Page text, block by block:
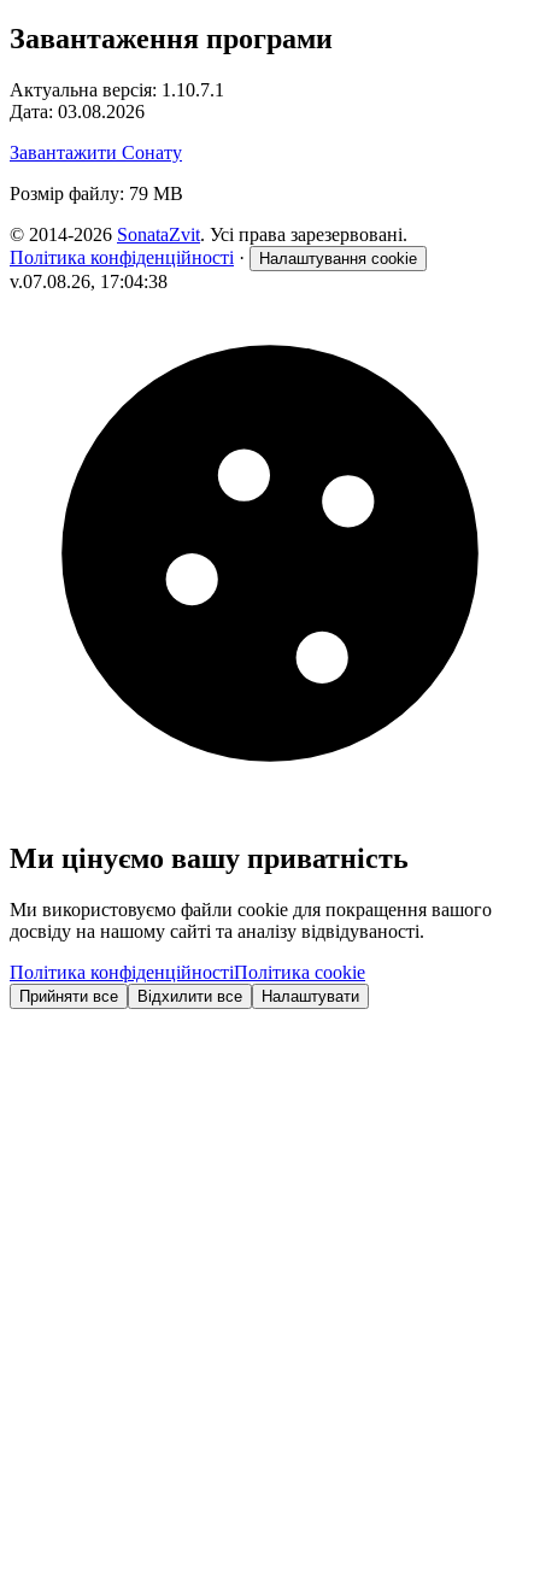
Завантаження програми
Актуальна версія: 1.10.7.1
Дата: 03.08.2026
Завантажити Сонату
Розмір файлу: 79 MB
© 2014-2026 SonataZvit. Усі права зарезервовані.
Політика конфіденційності · Налаштування cookie
v.07.08.26, 17:04:38
Ми цінуємо вашу приватність
Ми використовуємо файли cookie для покращення вашого
досвіду на нашому сайті та аналізу відвідуваності.
Політика конфіденційностіПолітика cookie
Прийняти все Відхилити все Налаштувати